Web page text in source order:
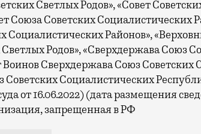
Светлых Родов», «Совет
Союза Советских Социалистических
Социалистических Районов»,
Родов», «Сверхдержава Союз
Воинов Сверхдержава Союз Советских
Социалистических
от 16.06.2022) (дата размещения
запрещенная в РФ